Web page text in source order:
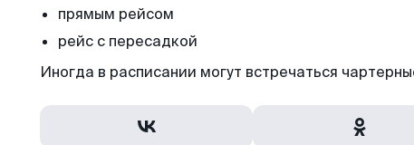
прямым рейсом
рейс с пересадкой
Иногда в расписании могут встречаться